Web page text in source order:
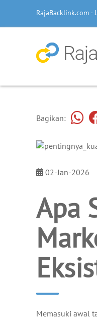
RajaBacklink.com
Bagikan:
02-Jan-2026
Apa
Memasuki awal